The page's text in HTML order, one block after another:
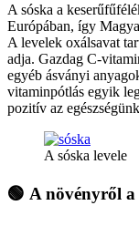
A sóska a
Európában, így
A levelek oxálsavat
adja. Gazdag C-
egyéb ásványi
vitaminpótlás egyik
pozitív az
A sóska levele
🟢 A növényről